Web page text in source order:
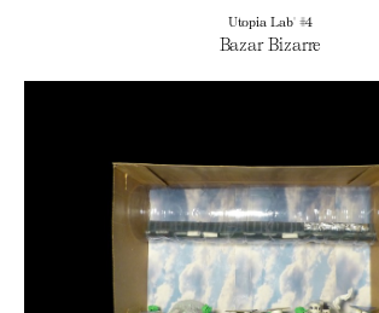
Utopia Lab' #4
Bazar Bizarre